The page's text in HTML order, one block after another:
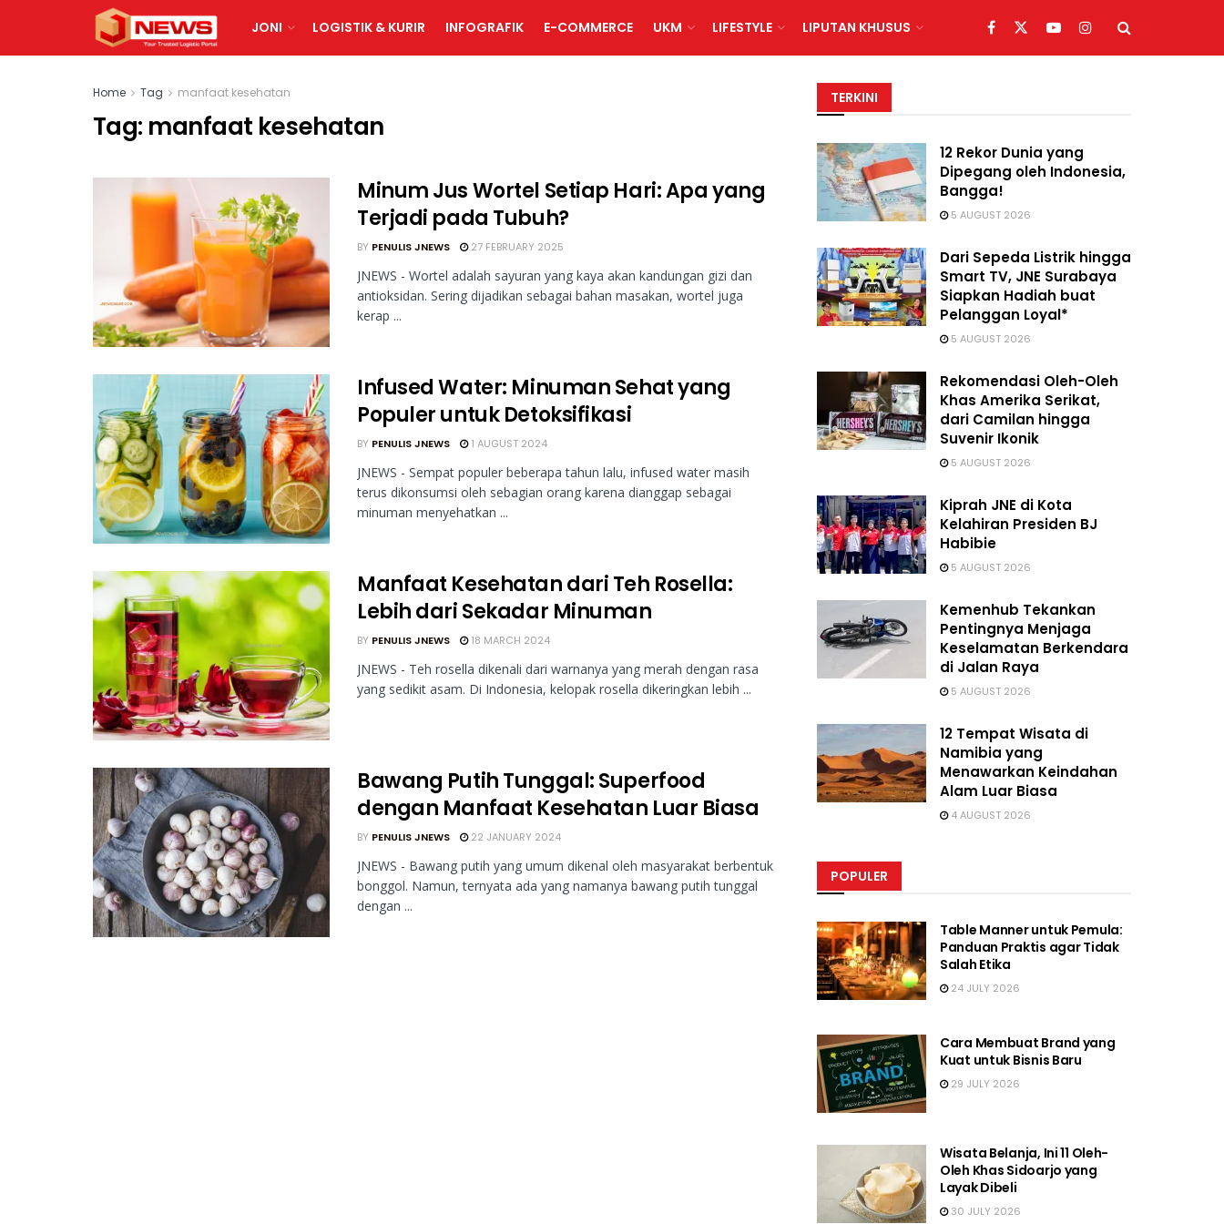
JONI LOGISTIK & KURIR INFOGRAFIK E-COMMERCE UKM LIFESTYLE LIPUTAN KHUSUS
Home Tag manfaat kesehatan
Tag: manfaat kesehatan
Minum Jus Wortel Setiap Hari: Apa yang
Terjadi pada Tubuh?
BY PENULIS JNEWS 27 FEBRUARY 2025
JNEWS - Wortel adalah sayuran yang kaya akan kandungan gizi dan
antioksidan. Sering dijadikan sebagai bahan masakan, wortel juga
kerap ...
Infused Water: Minuman Sehat yang
Populer untuk Detoksifikasi
BY PENULIS JNEWS 1 AUGUST 2024
JNEWS - Sempat populer beberapa tahun lalu, infused water masih
terus dikonsumsi oleh sebagian orang karena dianggap sebagai
minuman menyehatkan ...
Manfaat Kesehatan dari Teh Rosella:
Lebih dari Sekadar Minuman
BY PENULIS JNEWS 18 MARCH 2024
JNEWS - Teh rosella dikenali dari warnanya yang merah dengan rasa
yang sedikit asam. Di Indonesia, kelopak rosella dikeringkan lebih ...
Bawang Putih Tunggal: Superfood
dengan Manfaat Kesehatan Luar Biasa
BY PENULIS JNEWS 22 JANUARY 2024
JNEWS - Bawang putih yang umum dikenal oleh masyarakat berbentuk
bonggol. Namun, ternyata ada yang namanya bawang putih tunggal
dengan ...
TERKINI
12 Rekor Dunia yang
Dipegang oleh Indonesia,
Bangga!
5 AUGUST 2026
Dari Sepeda Listrik hingga
Smart TV, JNE Surabaya
Siapkan Hadiah buat
Pelanggan Loyal*
5 AUGUST 2026
Rekomendasi Oleh-Oleh
Khas Amerika Serikat,
dari Camilan hingga
Suvenir Ikonik
5 AUGUST 2026
Kiprah JNE di Kota
Kelahiran Presiden BJ
Habibie
5 AUGUST 2026
Kemenhub Tekankan
Pentingnya Menjaga
Keselamatan Berkendara
di Jalan Raya
5 AUGUST 2026
12 Tempat Wisata di
Namibia yang
Menawarkan Keindahan
Alam Luar Biasa
4 AUGUST 2026
POPULER
Table Manner untuk Pemula:
Panduan Praktis agar Tidak
Salah Etika
24 JULY 2026
Cara Membuat Brand yang
Kuat untuk Bisnis Baru
29 JULY 2026
Wisata Belanja, Ini 11 Oleh-
Oleh Khas Sidoarjo yang
Layak Dibeli
30 JULY 2026